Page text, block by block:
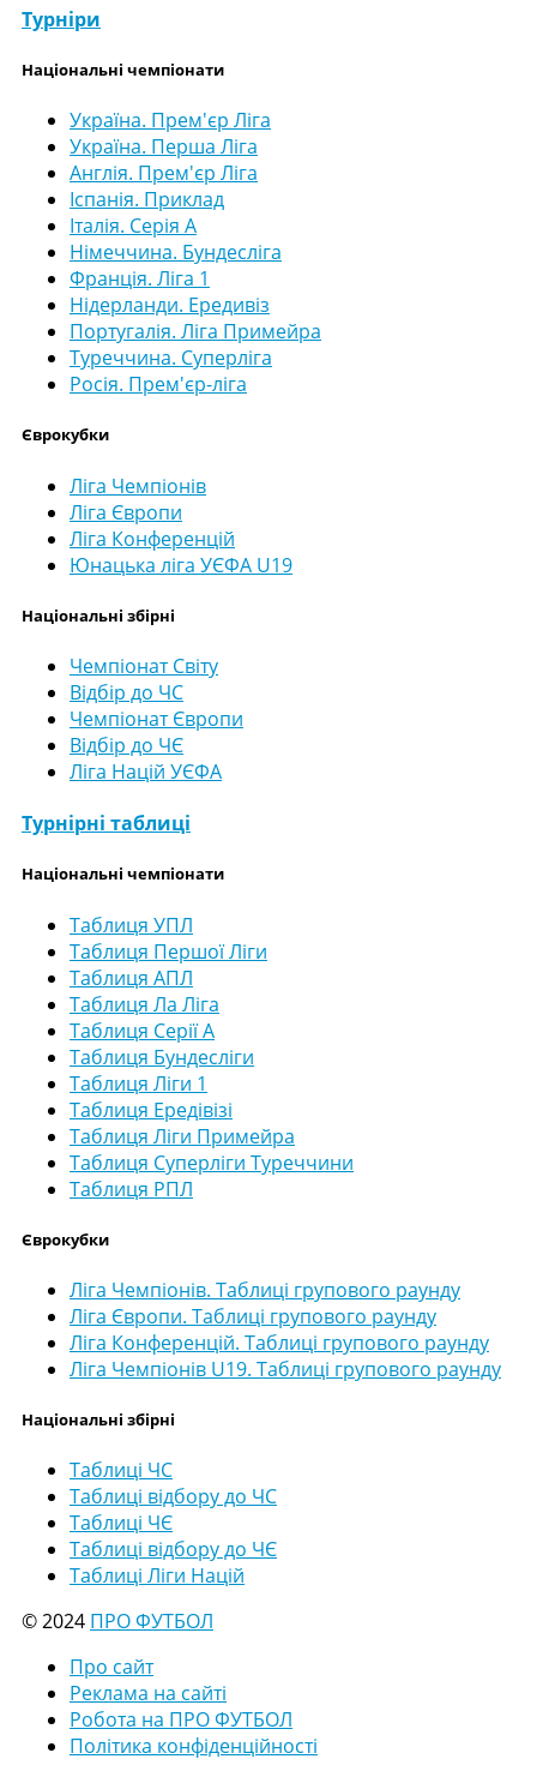
Турніри
Національні чемпіонати
Україна. Прем'єр Ліга
Україна. Перша Ліга
Англія. Прем'єр Ліга
Іспанія. Приклад
Італія. Серія А
Німеччина. Бундесліга
Франція. Ліга 1
Нідерланди. Ередивіз
Португалія. Ліга Примейра
Туреччина. Суперліга
Росія. Прем'єр-ліга
Єврокубки
Ліга Чемпіонів
Ліга Європи
Ліга Конференцій
Юнацька ліга УЄФА U19
Національні збірні
Чемпіонат Світу
Відбір до ЧС
Чемпіонат Європи
Відбір до ЧЄ
Ліга Націй УЄФА
Турнірні таблиці
Національні чемпіонати
Таблиця УПЛ
Таблиця Першої Ліги
Таблиця АПЛ
Таблиця Ла Ліга
Таблиця Серії А
Таблиця Бундесліги
Таблиця Ліги 1
Таблиця Ередівізі
Таблиця Ліги Примейра
Таблиця Суперліги Туреччини
Таблиця РПЛ
Єврокубки
Ліга Чемпіонів. Таблиці групового раунду
Ліга Європи. Таблиці групового раунду
Ліга Конференцій. Таблиці групового раунду
Ліга Чемпіонів U19. Таблиці групового раунду
Національні збірні
Таблиці ЧС
Таблиці відбору до ЧС
Таблиці ЧЄ
Таблиці відбору до ЧЄ
Таблиці Ліги Націй
© 2024 ПРО ФУТБОЛ
Про сайт
Реклама на сайті
Робота на ПРО ФУТБОЛ
Політика конфіденційності